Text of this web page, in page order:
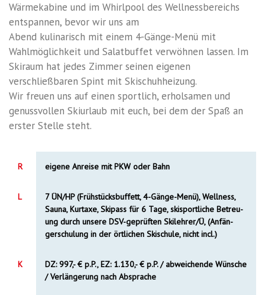
Wärmekabine und im Whirlpool des Wellnessbereichs
entspannen, bevor wir uns am
Abend kulinarisch mit einem 4-Gänge-Menü mit
Wahlmöglichkeit und Salatbuffet verwöhnen lassen. Im
Skiraum hat jedes Zimmer seinen eigenen
verschließbaren Spint mit Skischuhheizung.
Wir freuen uns auf einen sportlich, erholsamen und
genussvollen Skiurlaub mit euch, bei dem der Spaß an
erster Stelle steht.
R eigene Anreise mit PKW oder Bahn
L
7 ÜN/HP (Frühstücksbuffett, 4-Gänge-Menü), Wellness,
Sauna, Kurtaxe, Skipass für 6 Tage, skisportliche Betreu-
ung durch unsere DSV-geprüften Skilehrer/Ü, (Anfän-
gerschulung in der örtlichen Skischule, nicht incl.)
K
DZ: 997,- € p.P., EZ: 1.130,- € p.P. / abweichende Wünsche
/ Verlängerung nach Absprache